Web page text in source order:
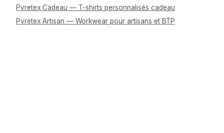
Pyretex Cadeau — T-shirts personnalisés cadeau
Pyretex Artisan — Workwear pour artisans et BTP